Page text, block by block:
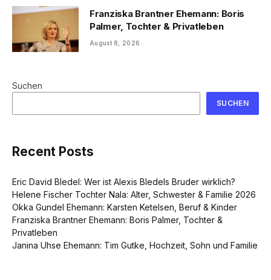
Franziska Brantner Ehemann: Boris
Palmer, Tochter & Privatleben
August 8, 2026
Suchen
SUCHEN
Recent Posts
Eric David Bledel: Wer ist Alexis Bledels Bruder wirklich?
Helene Fischer Tochter Nala: Alter, Schwester & Familie 2026
Okka Gundel Ehemann: Karsten Ketelsen, Beruf & Kinder
Franziska Brantner Ehemann: Boris Palmer, Tochter &
Privatleben
Janina Uhse Ehemann: Tim Gutke, Hochzeit, Sohn und Familie